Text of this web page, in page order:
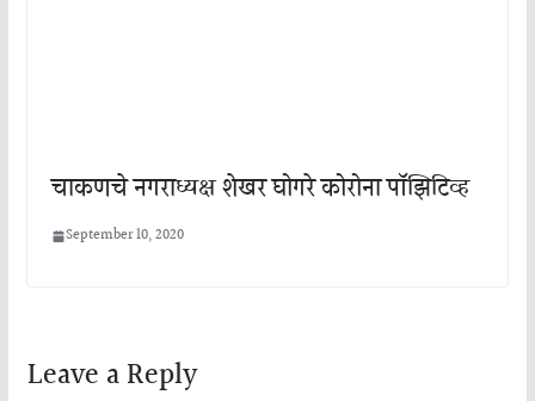
चाकणचे नगराध्यक्ष शेखर घोगरे कोरोना पॉझिटिव्ह
September 10, 2020
Leave a Reply